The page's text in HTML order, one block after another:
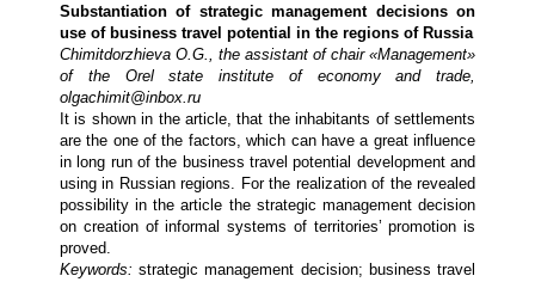
Substantiation of strategic management decisions on
use of business travel potential in the regions of Russia
Chimitdorzhieva O.G., the assistant of chair «Management»
of the Orel state institute of economy and trade,
olgachimit@inbox.ru
It is shown in the article, that the inhabitants of settlements
are the one of the factors, which can have a great influence
in long run of the business travel potential development and
using in Russian regions. For the realization of the revealed
possibility in the article the strategic management decision
on creation of informal systems of territories’ promotion is
proved.
Keywords:strategic management decision; business travel